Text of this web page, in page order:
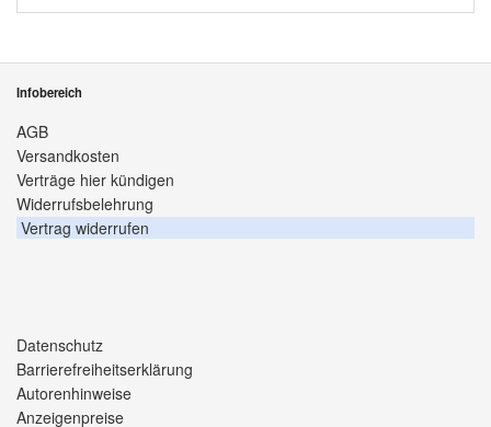
Infobereich
AGB
Versandkosten
Verträge hier kündigen
Widerrufsbelehrung
Vertrag widerrufen
Datenschutz
Barrierefreiheitserklärung
Autorenhinweise
Anzeigenpreise